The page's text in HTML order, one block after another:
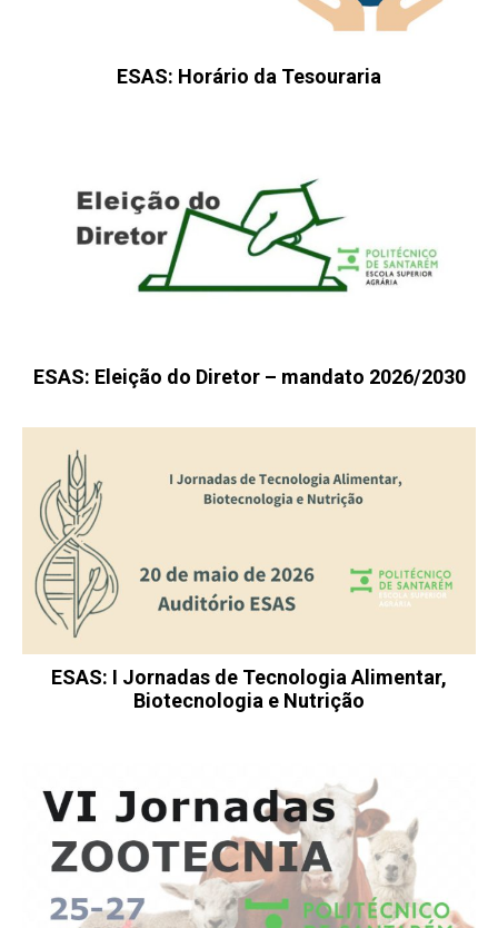
ESAS: Horário da Tesouraria
ESAS: Eleição do Diretor – mandato 2026/2030
ESAS: I Jornadas de Tecnologia Alimentar,
Biotecnologia e Nutrição